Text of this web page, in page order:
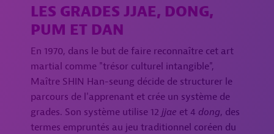
LES GRADES JJAE, DONG,
PUM ET DAN
En 1970, dans le but de faire reconnaître cet art
martial comme "trésor culturel intangible",
Maître SHIN Han-seung décide de structurer le
parcours de l'apprenant et crée un système de
grades. Son système utilise 12 jjae et 4 dong, des
termes empruntés au jeu traditionnel coréen du